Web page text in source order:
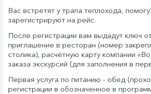
Вас встретят у трапа теплохода,
зарегистрируют на рейс.
После регистрации вам выдадут ключ
приглашение в ресторан (номер
столика), расчётную карту компании
заказа экскурсий (для заполнения в
Первая услуга по питанию - обед
регистрации в обозначенное в